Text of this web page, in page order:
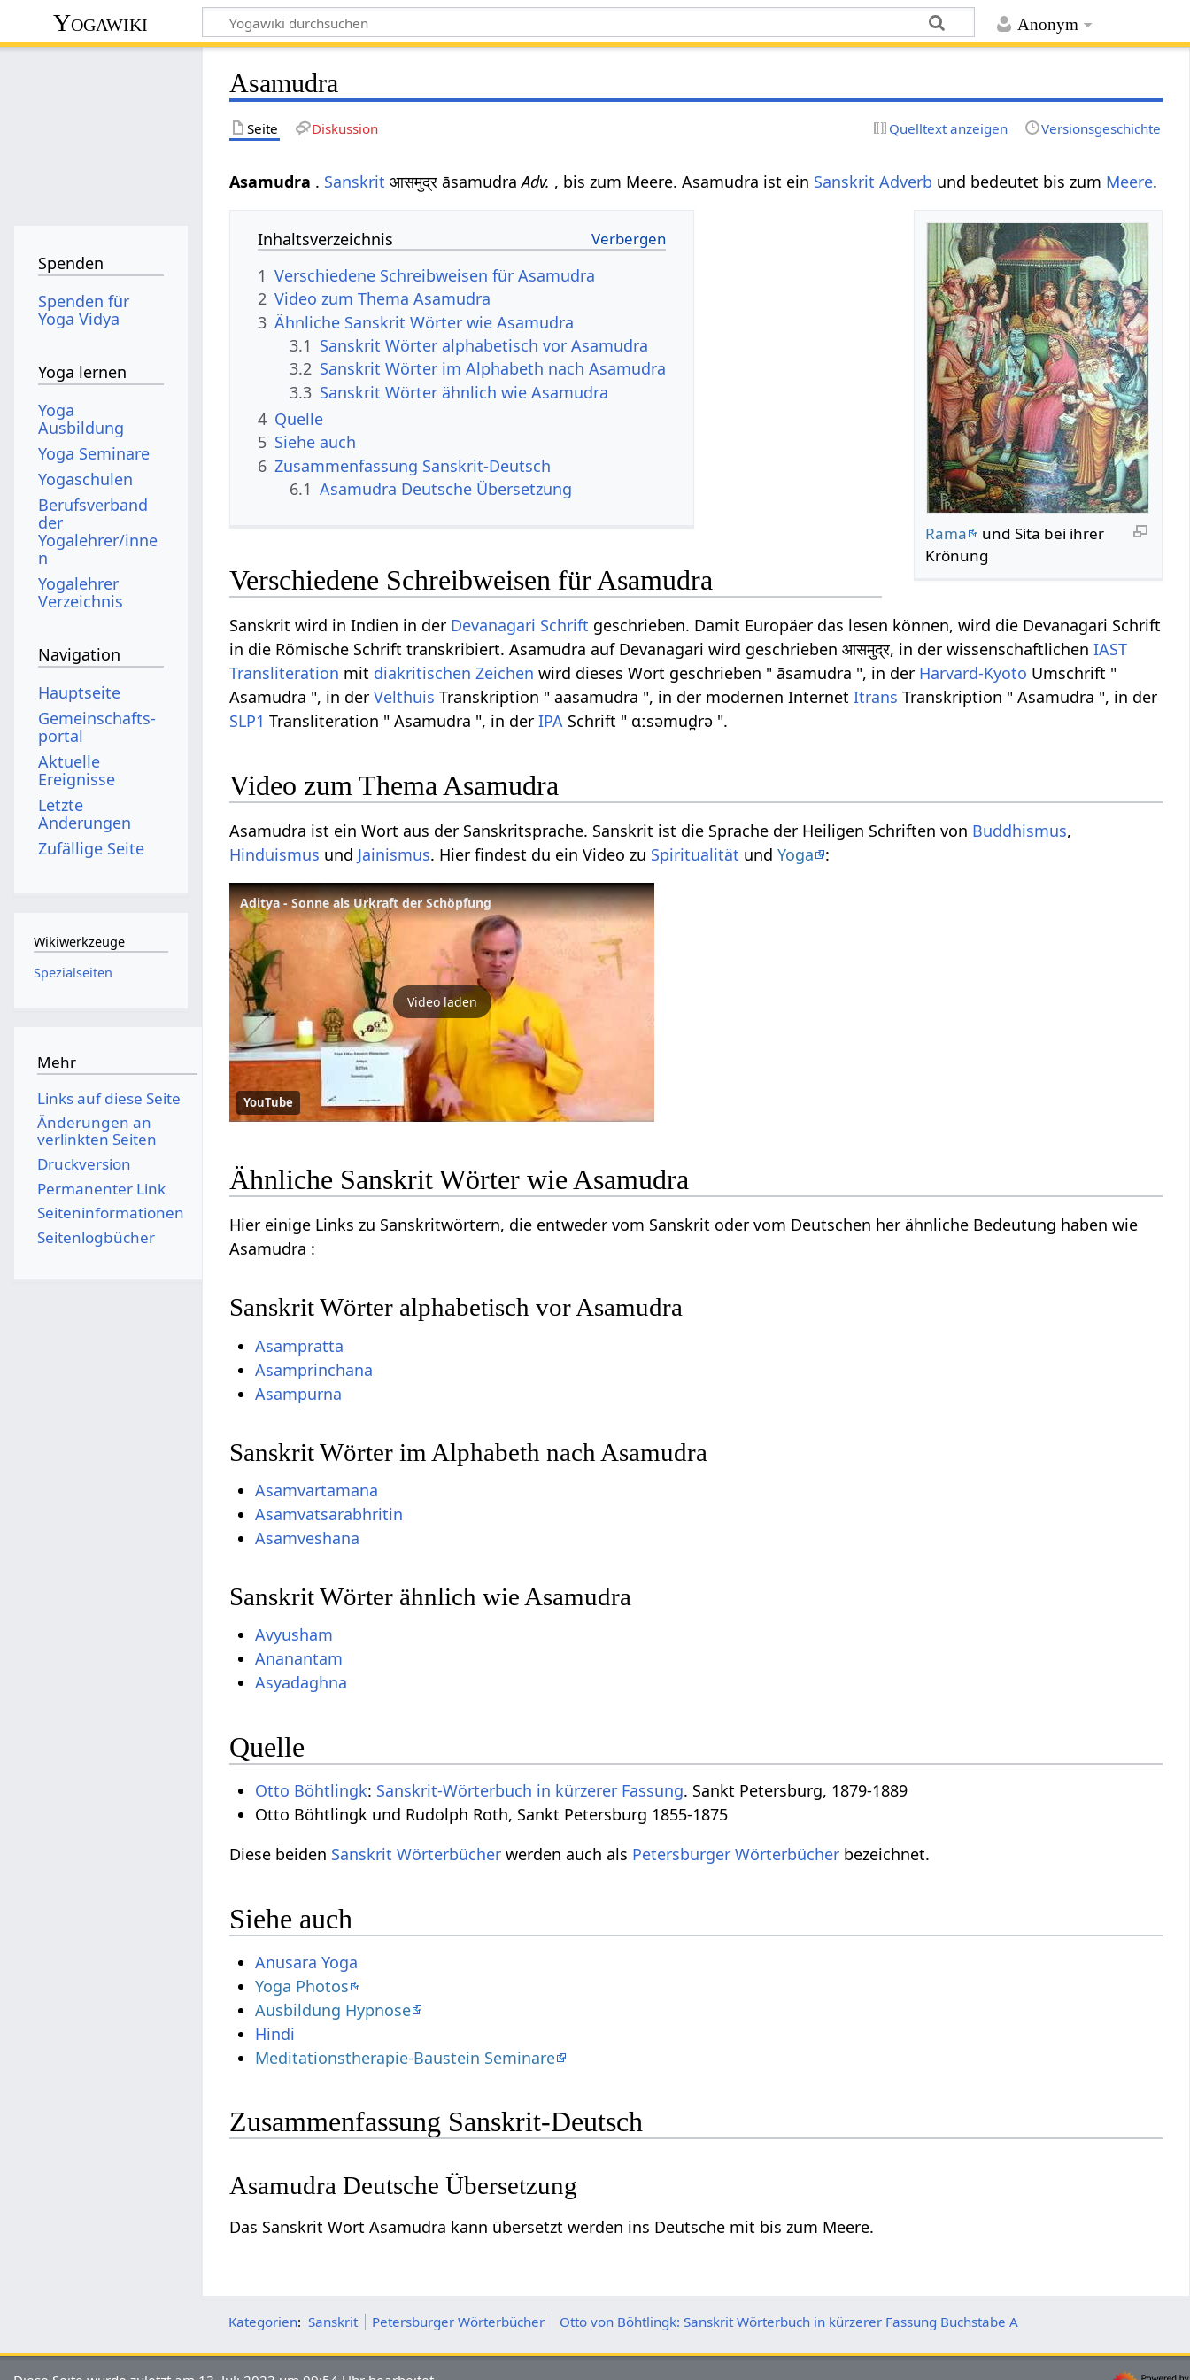
Anonym
Yogawiki
Asamudra
Seite Diskussion Quelltext anzeigen Versionsgeschichte
Asamudra . Sanskrit आसमुद्र āsamudraAdv. , bis zum Meere. Asamudra ist ein Sanskrit Adverb und bedeutet bis zum Meere.
Rama
und Sita bei ihrer
Krönung
Inhaltsverzeichnis
1 Verschiedene Schreibweisen für Asamudra
2 Video zum Thema Asamudra
3 Ähnliche Sanskrit Wörter wie Asamudra
3.1 Sanskrit Wörter alphabetisch vor Asamudra
3.2 Sanskrit Wörter im Alphabeth nach Asamudra
3.3 Sanskrit Wörter ähnlich wie Asamudra
4 Quelle
5 Siehe auch
6 Zusammenfassung Sanskrit-Deutsch
6.1 Asamudra Deutsche Übersetzung
Verschiedene Schreibweisen für Asamudra
Sanskrit wird in Indien in der Devanagari Schrift geschrieben. Damit Europäer das lesen können, wird die Devanagari Schrift
in die Römische Schrift transkribiert. Asamudra auf Devanagari wird geschrieben आसमुद्र, in der wissenschaftlichenIAST
Transliteration mit diakritischen Zeichen wird dieses Wort geschrieben " āsamudra ", in der Harvard-Kyoto Umschrift "
Asamudra ", in derVelthuis Transkription " aasamudra ", in der modernen InternetItrans Transkription " Asamudra ", in der
SLP1 Transliteration " Asamudra ", in derIPA Schrift " ɑːsəmud̪rə ".
Video zum Thema Asamudra
Asamudra ist ein Wort aus der Sanskritsprache. Sanskrit ist die Sprache der Heiligen Schriften von Buddhismus,
Hinduismus und Jainismus. Hier findest du ein Video zu Spiritualität undYoga :
Aditya - Sonne als Urkraft der Schöpfung
Video laden
YouTube
Ähnliche Sanskrit Wörter wie Asamudra
Hier einige Links zu Sanskritwörtern, die entweder vom Sanskrit oder vom Deutschen her ähnliche Bedeutung haben wie
Asamudra :
Sanskrit Wörter alphabetisch vor Asamudra
Asampratta
Asamprinchana
Asampurna
Sanskrit Wörter im Alphabeth nach Asamudra
Asamvartamana
Asamvatsarabhritin
Asamveshana
Sanskrit Wörter ähnlich wie Asamudra
Avyusham
Ananantam
Asyadaghna
Quelle
Otto Böhtlingk: Sanskrit-Wörterbuch in kürzerer Fassung. Sankt Petersburg, 1879-1889
Otto Böhtlingk und Rudolph Roth, Sankt Petersburg 1855-1875
Diese beiden Sanskrit Wörterbücher werden auch als Petersburger Wörterbücher bezeichnet.
Siehe auch
Anusara Yoga
Yoga Photos
Ausbildung Hypnose
Hindi
Meditationstherapie-Baustein Seminare
Zusammenfassung Sanskrit-Deutsch
Asamudra Deutsche Übersetzung
Das Sanskrit Wort Asamudra kann übersetzt werden ins Deutsche mit bis zum Meere.
Kategorien: Sanskrit Petersburger Wörterbücher Otto von Böhtlingk: Sanskrit Wörterbuch in kürzerer Fassung Buchstabe A
Spenden
Spenden für
Yoga Vidya
Yoga lernen
Yoga
Ausbildung
Yoga Seminare
Yogaschulen
Berufsverband
der
Yogalehrer/inne
n
Yogalehrer
Verzeichnis
Navigation
Hauptseite
Gemeinschafts­
portal
Aktuelle
Ereignisse
Letzte
Änderungen
Zufällige Seite
Wikiwerkzeuge
Spezialseiten
Mehr
Links auf diese Seite
Änderungen an
verlinkten Seiten
Druckversion
Permanenter Link
Seiten­­informationen
Seitenlogbücher